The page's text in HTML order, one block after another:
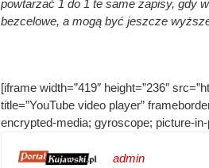
powtarzać 1 do 1 te same zapisy, gdy
bezcelowe, a mogą być jeszcze
[iframe width=”419″ height=”236″
title=”YouTube video player”
encrypted-media; gyroscope; picture-
admin